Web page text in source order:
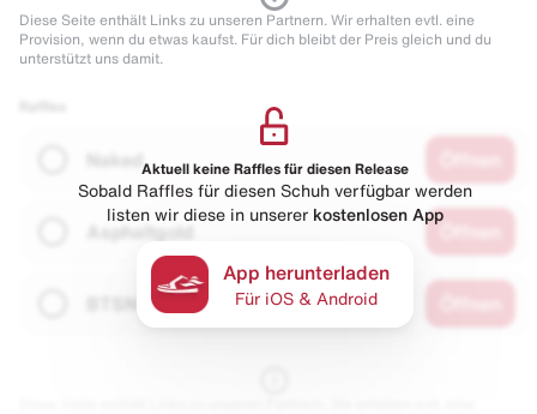
Diese Seite enthält Links zu unseren Partnern. Wir erhalten evtl. eine
Provision, wenn du etwas kaufst. Für dich bleibt der Preis gleich und du
unterstützt uns damit.
Naked
Asphaltgold
Aktuell keine Raffles für diesen Release
Sobald Raffles für diesen Schuh verfügbar werden
listen wir diese in unserer kostenlosen App
App herunterladen
Für iOS & Android